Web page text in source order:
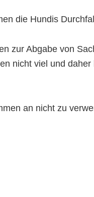
die Hundis
zur Abgabe von
nicht viel und
an nicht zu